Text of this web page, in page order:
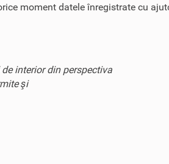
moment datele înregistrate cu
interior din perspectiva
şi